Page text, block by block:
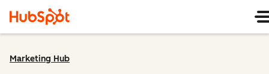
Marketing Hub